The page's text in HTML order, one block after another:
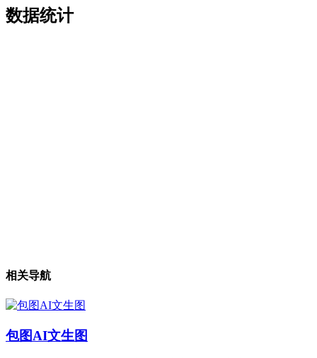
数据统计
相关导航
包图AI文生图